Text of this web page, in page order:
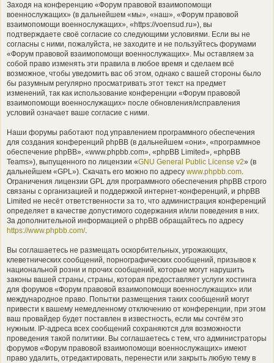
Заходя на конференцию «Форум правовой взаимопомощи
военнослужащих» (в дальнейшем «мы», «наш», «Форум правовой
взаимопомощи военнослужащих», «https://voensud.ru»), вы
подтверждаете своё согласие со следующими условиями. Если вы не
согласны с ними, пожалуйста, не заходите и не пользуйтесь форумами
«Форум правовой взаимопомощи военнослужащих». Мы оставляем за
собой право изменять эти правила в любое время и сделаем всё
возможное, чтобы уведомить вас об этом, однако с вашей стороны было
бы разумным регулярно просматривать этот текст на предмет
изменений, так как использование конференции «Форум правовой
взаимопомощи военнослужащих» после обновления/исправления
условий означает ваше согласие с ними.
Наши форумы работают под управлением программного обеспечения
для создания конференций phpBB (в дальнейшем «они», «программное
обеспечение phpBB», «www.phpbb.com», «phpBB Limited», «phpBB
Teams»), выпущенного по лицензии «GNU General Public License v2» (в
дальнейшем «GPL»). Скачать его можно по адресу www.phpbb.com.
Ограничения лицензии GPL для программного обеспечения phpBB строго
связаны с организацией и поддержкой интернет-конференций, и phpBB
Limited не несёт ответственности за то, что администрация конференций
определяет в качестве допустимого содержания и/или поведения в них.
За дополнительной информацией о phpBB обращайтесь по адресу
https://www.phpbb.com/.
Вы соглашаетесь не размещать оскорбительных, угрожающих,
клеветнических сообщений, порнографических сообщений, призывов к
национальной розни и прочих сообщений, которые могут нарушить
законы вашей страны, страны, которая предоставляет услуги хостинга
для форумов «Форум правовой взаимопомощи военнослужащих» или
международное право. Попытки размещения таких сообщений могут
привести к вашему немедленному отключению от конференции, при этом
ваш провайдер будет поставлен в известность, если мы сочтём это
нужным. IP-адреса всех сообщений сохраняются для возможности
проведения такой политики. Вы соглашаетесь с тем, что администраторы
форумов «Форум правовой взаимопомощи военнослужащих» имеют
право удалить, отредактировать, перенести или закрыть любую тему в